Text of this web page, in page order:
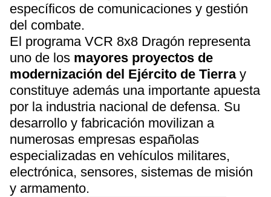
específicos de comunicaciones y gestión
del combate.
El programa VCR 8x8 Dragón representa
uno de los mayores proyectos de
modernización del Ejército de Tierray
constituye además una importante apuesta
por la industria nacional de defensa. Su
desarrollo y fabricación movilizan a
numerosas empresas españolas
especializadas en vehículos militares,
electrónica, sensores, sistemas de misión
y armamento.